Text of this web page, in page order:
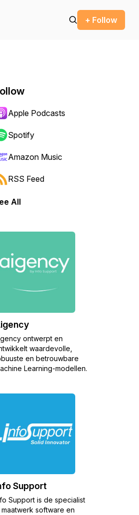
+ Follow
or backward.
Apple Podcasts
Spotify
Amazon Music
RSS Feed
All
ontwerpt en
waardevolle,
en betrouwbare
Learning-modellen.
Support
Support is de specialist
maatwerk software en